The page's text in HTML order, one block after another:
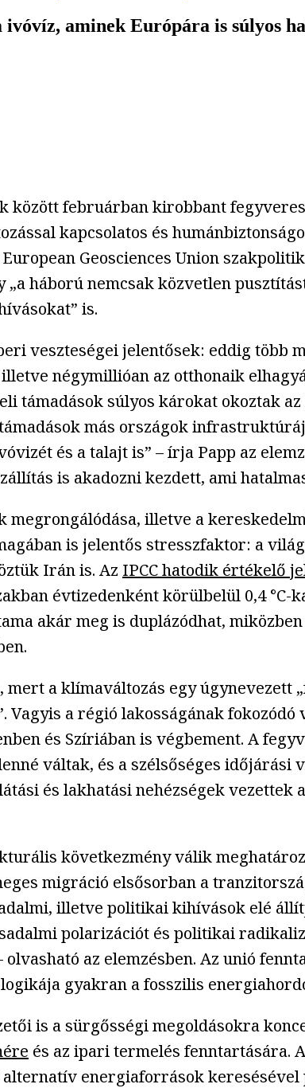
aminek Európára is súlyos
között februárban kirobbant
kapcsolatos és
Geosciences Union
„a háború nemcsak közvetlen
is.
veszteségei jelentősek: eddig több
négymillióan az otthonaik
támadások súlyos károkat okoztak
más országok
és a talajt is” – írja Papp az
is akadozni kezdett, ami
illetve a
is jelentős stresszfaktor: a
Irán is. Az IPCC hatodik értékelő
évtizedenként körülbelül 0,4
akár meg is duplázódhat,
a klímaváltozás egy úgynevezett
a régió lakosságának
és Szíriában is végbement. A
váltak, és a szélsőséges
és lakhatási nehézségek
következmény válik
migráció elsősorban a
illetve politikai kihívások elé
polarizációt és politikai
az elemzésben. Az unió
gyakran a fosszilis
is a sürgősségi megoldásokra
és az ipari termelés fenntartására.
energiaforrások